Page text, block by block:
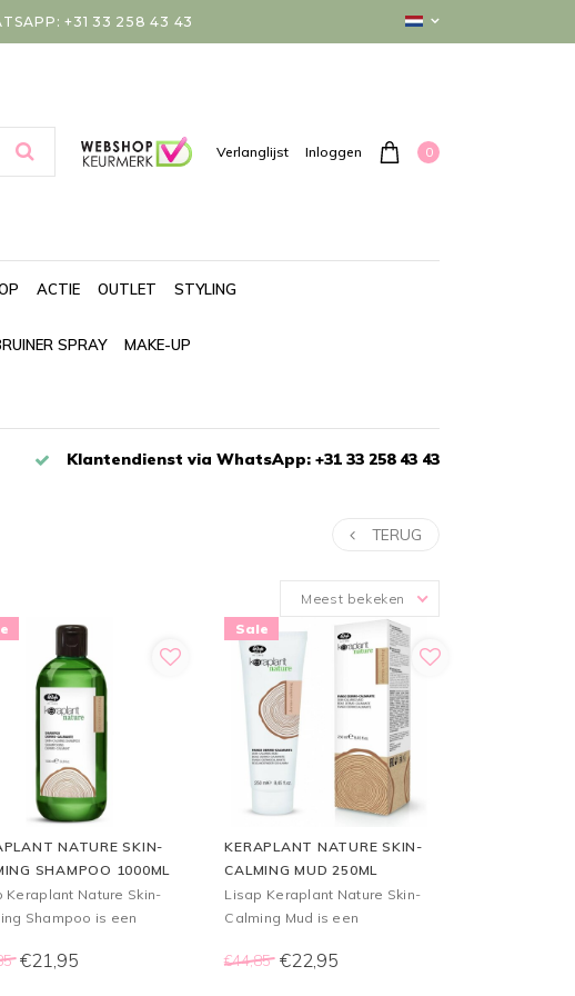
+31 33 258 43 43
Verlanglijst Inloggen 0
ACTIE OUTLET STYLING
SPRAY MAKE-UP
Klantendienst via WhatsApp: +31 33 258 43 43
TERUG
Meest bekeken
NATURE SKIN-
SHAMPOO 1000ML
Keraplant Nature Skin-
Shampoo is een
hoofdhuid.
€21,95
Sale
KERAPLANT NATURE SKIN-
CALMING MUD 250ML
Lisap Keraplant Nature Skin-
Calming Mud is een
gevoelige hoofdhuid die
€44,85 €22,95